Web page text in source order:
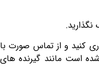
و از تماس صورت با
مانند گیرنده های